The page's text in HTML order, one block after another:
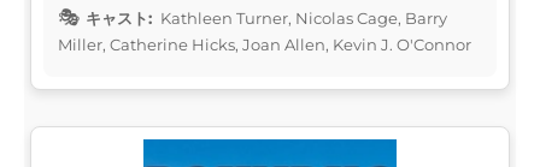
キャスト: Kathleen Turner, Nicolas Cage, Barry
Miller, Catherine Hicks, Joan Allen, Kevin J. O'Connor